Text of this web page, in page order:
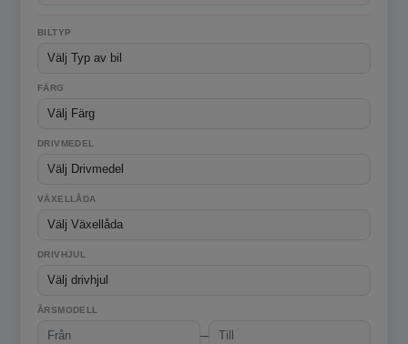
BILTYP
FÄRG
DRIVMEDEL
VÄXELLÅDA
DRIVHJUL
ÅRSMODELL
–